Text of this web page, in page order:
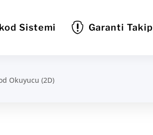
Sistemi  Garanti Takip
Okuyucu (2D)